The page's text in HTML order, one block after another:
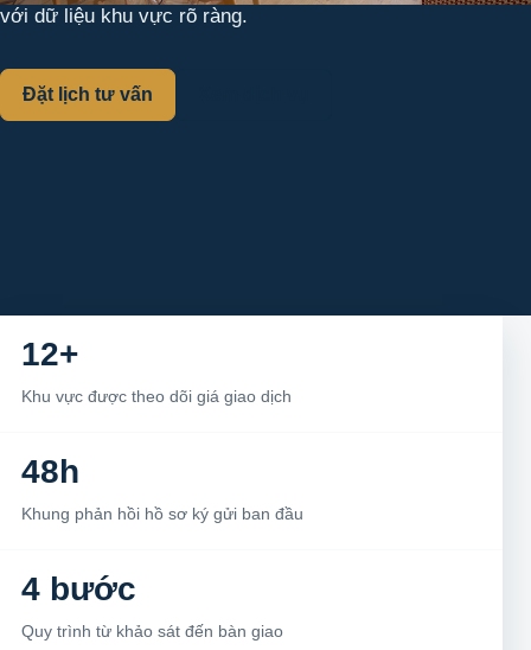
với dữ liệu khu vực rõ ràng.
Đặt lịch tư vấn
12+
Khu vực được theo dõi giá giao dịch
48h
Khung phản hồi hồ sơ ký gửi ban đầu
4 bước
Quy trình từ khảo sát đến bàn giao